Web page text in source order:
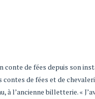
conte de fées depuis son
de fées et de
à l’ancienne billetterie. «